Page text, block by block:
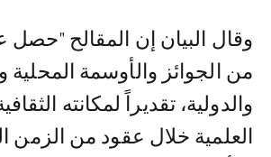
وقال البيان إن المقالح "حصل
من الجوائز والأوسمة المحلية
والدولية، تقديراً لمكانته
العلمية خلال عقود من